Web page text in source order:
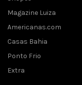
Magazine Luiza
Americanas.com
Casas Bahia
Ponto Frio
Extra